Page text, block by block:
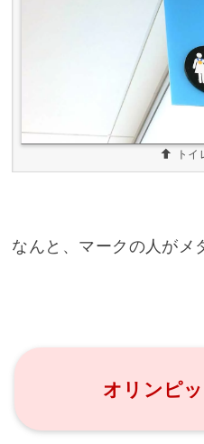
トイ
なんと、マークの人がメ
オリンピ